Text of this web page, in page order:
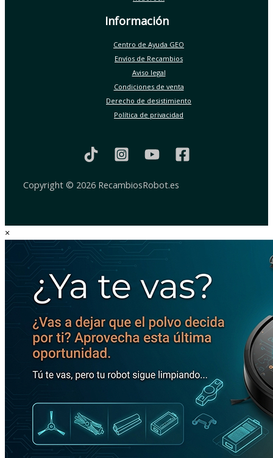
Información
Centro de Ayuda GEO
Envíos de Recambios
Aviso legal
Condiciones de venta
Derecho de desistimiento
Política de privacidad
Copyright © 2026 RecambiosRobot.es
×